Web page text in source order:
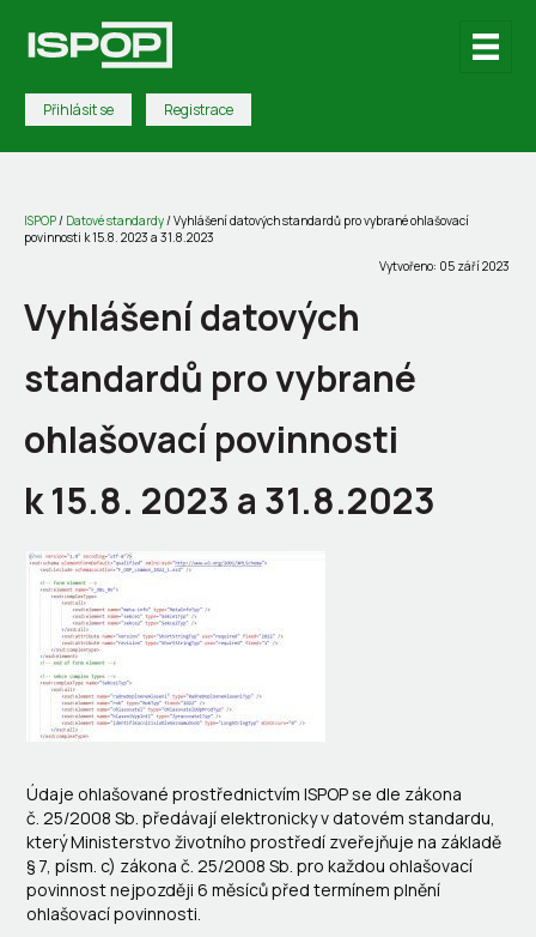
Přihlásit se Registrace
ISPOP/ Datové standardy/Vyhlášení datových standardů pro vybrané ohlašovací
povinnosti k 15.8. 2023 a 31.8.2023
Vytvořeno: 05 září 2023
Vyhlášení datových
standardů pro vybrané
ohlašovací povinnosti
k 15.8. 2023 a 31.8.2023
Údaje ohlašované prostřednictvím ISPOP se dle zákona
č. 25/2008 Sb. předávají elektronicky v datovém standardu,
který Ministerstvo životního prostředí zveřejňuje na základě
§ 7, písm. c) zákona č. 25/2008 Sb. pro každou ohlašovací
povinnost nejpozději 6 měsíců před termínem plnění
ohlašovací povinnosti.